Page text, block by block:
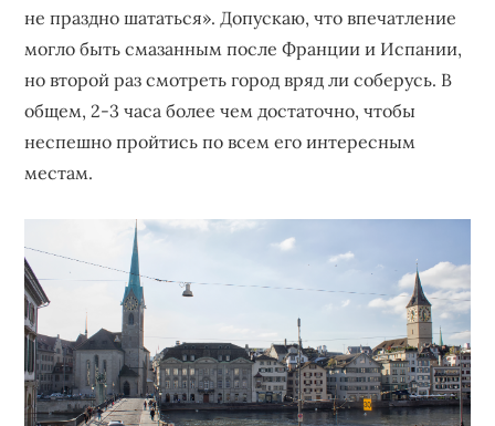
не праздно шататься». Допускаю, что впечатление
могло быть смазанным после Франции и Испании,
но второй раз смотреть город вряд ли соберусь. В
общем, 2-3 часа более чем достаточно, чтобы
неспешно пройтись по всем его интересным
местам.